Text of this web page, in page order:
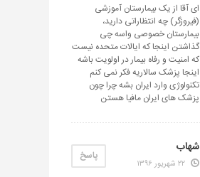
ای آقا از یک بیمارستان آموزشی
(فیروزگر) چه انتظاراتی دارید،
بیمارستان خصوصی واسه چی
گذاشتن اینجا که ایالات متحده نیست
که امنیت و رفاه بیمار در اولویت باشه
اینجا پزشک سالاریه فکر نمی کنم
تکنولوژی وارد ایران بشه چرا چون
پزشک های ایران مافیا هستن
پاسخ شهاب